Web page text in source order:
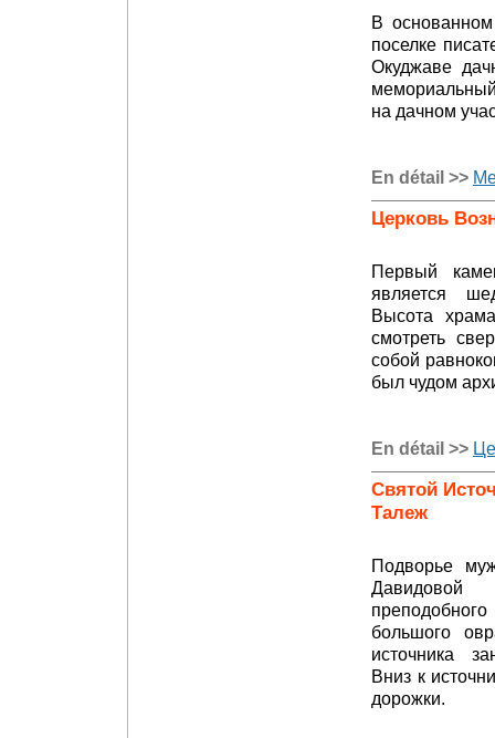
В
поселке
Окуджаве
на дачном
En détail >>
Церковь
Первый
является
Высота
смотреть
собой
был чудом
En détail >>
Святой
Талеж
Подворье
Давидовой
большого
источника
Вниз к
дорожки.